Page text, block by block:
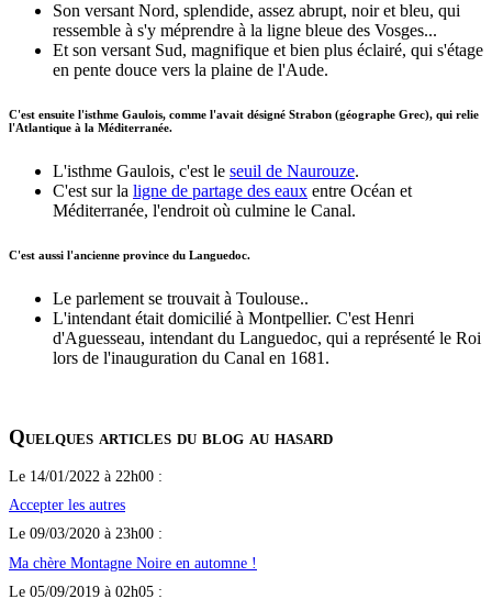
Son versant Nord, splendide, assez abrupt, noir et bleu, qui
ressemble à s'y méprendre à la ligne bleue des Vosges...
Et son versant Sud, magnifique et bien plus éclairé, qui s'étage
en pente douce vers la plaine de l'Aude.
C'est ensuite l'isthme Gaulois, comme l'avait désigné Strabon (géographe Grec), qui relie
l'Atlantique à la Méditerranée.
L'isthme Gaulois, c'est le seuil de Naurouze.
C'est sur la ligne de partage des eaux entre Océan et
Méditerranée, l'endroit où culmine le Canal.
C'est aussi l'ancienne province du Languedoc.
Le parlement se trouvait à Toulouse..
L'intendant était domicilié à Montpellier. C'est Henri
d'Aguesseau, intendant du Languedoc, qui a représenté le Roi
lors de l'inauguration du Canal en 1681.
Quelques articles du blog au hasard
Le 14/01/2022 à 22h00 :
Accepter les autres
Le 09/03/2020 à 23h00 :
Ma chère Montagne Noire en automne !
Le 05/09/2019 à 02h05 :